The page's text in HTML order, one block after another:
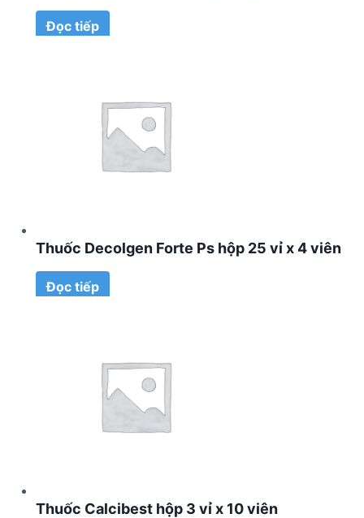
Đọc tiếp
Thuốc Decolgen Forte Ps hộp 25 vỉ x 4 viên
Đọc tiếp
Thuốc Calcibest hộp 3 vỉ x 10 viên